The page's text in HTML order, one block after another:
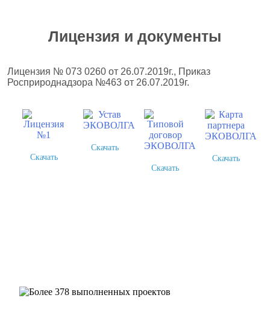
Лицензия и документы
Лицензия № 073 0260 от 26.07.2019г., Приказ
Росприроднадзора №463 от 26.07.2019г.
Скачать
Скачать
Скачать
Скачать